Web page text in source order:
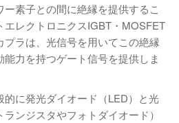
素子との間に絶縁を提供するこ
エレクトロニクスIGBT・MOSFET
ラは、光信号を用いてこの絶縁
力を持つゲート信号を提供しま
的に発光ダイオード（LED）と光
ンジスタやフォトダイオード）